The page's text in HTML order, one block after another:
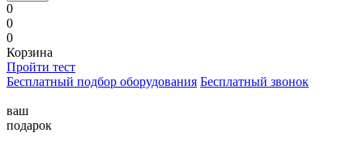
0
0
0
Корзина
Пройти тест
Бесплатный подбор оборудования Бесплатный звонок
ваш
подарок